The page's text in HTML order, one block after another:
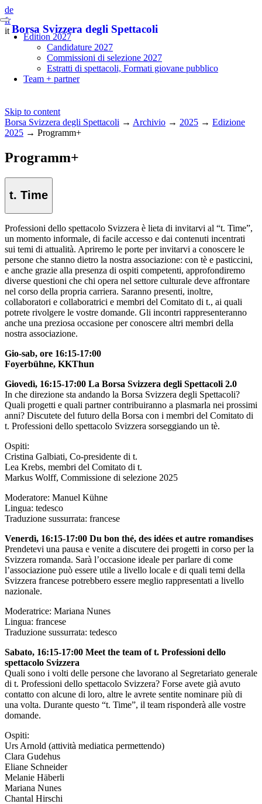
de
fr
it Borsa Svizzera degli Spettacoli
Skip to content
Edition 2027
Candidature 2027
Commissioni di selezione 2027
Estratti di spettacoli, Formati giovane pubblico
Team + partner
Borsa Svizzera degli Spettacoli → Archivio → 2025 → Edizione
2025 → Programm+
Programm+
t. Time
Professioni dello spettacolo Svizzera è lieta di invitarvi al “t. Time”,
un momento informale, di facile accesso e dai contenuti incentrati
sui temi di attualità. Apriremo le porte per invitarvi a conoscere le
persone che stanno dietro la nostra associazione: con tè e pasticcini,
e anche grazie alla presenza di ospiti competenti, approfondiremo
diverse questioni che chi opera nel settore culturale deve affrontare
nel corso della propria carriera. Saranno presenti, inoltre,
collaboratori e collaboratrici e membri del Comitato di t., ai quali
potrete rivolgere le vostre domande. Gli incontri rappresenteranno
anche una preziosa occasione per conoscere altri membri della
nostra associazione.
Gio-sab, ore 16:15-17:00
Foyerbühne, KKThun
Giovedì, 16:15-17:00 La Borsa Svizzera degli Spettacoli 2.0
In che direzione sta andando la Borsa Svizzera degli Spettacoli?
Quali progetti e quali partner contribuiranno a plasmarla nei prossimi
anni? Discutete del futuro della Borsa con i membri del Comitato di
t. Professioni dello spettacolo Svizzera sorseggiando un tè.
Ospiti:
Cristina Galbiati, Co-presidente di t.
Lea Krebs, membri del Comitato di t.
Markus Wolff, Commissione di selezione 2025
Moderatore: Manuel Kühne
Lingua: tedesco
Traduzione sussurrata: francese
Venerdì, 16:15-17:00 Du bon thé, des idées et autre romandises
Prendetevi una pausa e venite a discutere dei progetti in corso per la
Svizzera romanda. Sarà l’occasione ideale per parlare di come
l’associazione può essere utile a livello locale e di quali temi della
Svizzera francese potrebbero essere meglio rappresentati a livello
nazionale.
Moderatrice: Mariana Nunes
Lingua: francese
Traduzione sussurrata: tedesco
Sabato, 16:15-17:00 Meet the team of t. Professioni dello
spettacolo Svizzera
Quali sono i volti delle persone che lavorano al Segretariato generale
di t. Professioni dello spettacolo Svizzera? Forse avete già avuto
contatto con alcune di loro, altre le avrete sentite nominare più di
una volta. Durante questo “t. Time”, il team risponderà alle vostre
domande.
Ospiti:
Urs Arnold (attività mediatica permettendo)
Clara Gudehus
Eliane Schneider
Melanie Häberli
Mariana Nunes
Chantal Hirschi